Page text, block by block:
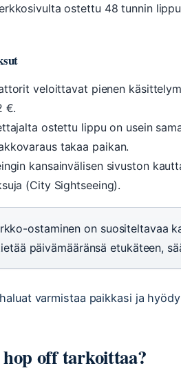
ostettu 48 tunnin
veloittavat pienen
€.
ostettu lippu on usein
takaa paikan.
kansainvälisen sivuston
(City Sightseeing).
ostaminen on suositeltavaa
päivämääränsä etukäteen,
varmistaa paikkasi ja
off tarkoittaa?